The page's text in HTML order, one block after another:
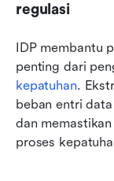
regulasi
IDP membantu
penting dari
kepatuhan.
beban entri
dan
proses